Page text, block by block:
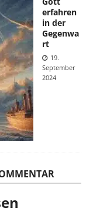
erfahren
in der
Gegenwa
rt
19.
September
2024